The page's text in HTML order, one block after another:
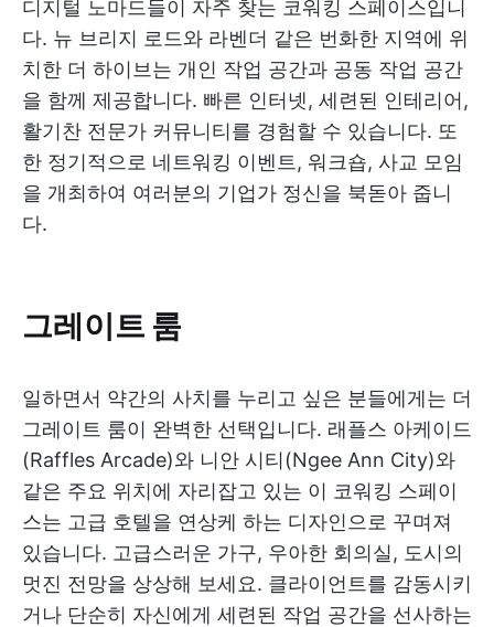
디지털 노마드들이 자주 찾는 코워킹 스페이스입니
다. 뉴 브리지 로드와 라벤더 같은 번화한 지역에 위
치한 더 하이브는 개인 작업 공간과 공동 작업 공간
을 함께 제공합니다. 빠른 인터넷, 세련된 인테리어,
활기찬 전문가 커뮤니티를 경험할 수 있습니다. 또
한 정기적으로 네트워킹 이벤트, 워크숍, 사교 모임
을 개최하여 여러분의 기업가 정신을 북돋아 줍니
다.
그레이트 룸
일하면서 약간의 사치를 누리고 싶은 분들에게는 더
그레이트 룸이 완벽한 선택입니다. 래플스 아케이드
(Raffles Arcade)와 니안 시티(Ngee Ann City)와
같은 주요 위치에 자리잡고 있는 이 코워킹 스페이
스는 고급 호텔을 연상케 하는 디자인으로 꾸며져
있습니다. 고급스러운 가구, 우아한 회의실, 도시의
멋진 전망을 상상해 보세요. 클라이언트를 감동시키
거나 단순히 자신에게 세련된 작업 공간을 선사하는